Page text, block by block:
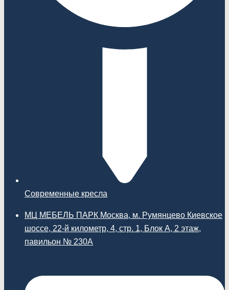
Современные кресла
МЦ МЕБЕЛЬ ПАРК Москва, м. Румянцево Киевское
шоссе, 22-й километр, 4, стр. 1, Блок А, 2 этаж,
павильон № 230А